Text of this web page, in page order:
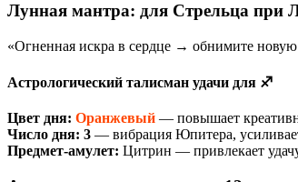
Лунная мантра: для Стрельца при
«Огненная искра в сердце → обнимите
Астрологический талисман удачи для ♐
Цвет дня: Оранжевый — повышает
Число дня: 3 — вибрация Юпитера,
Предмет-амулет: Цитрин — привлекает